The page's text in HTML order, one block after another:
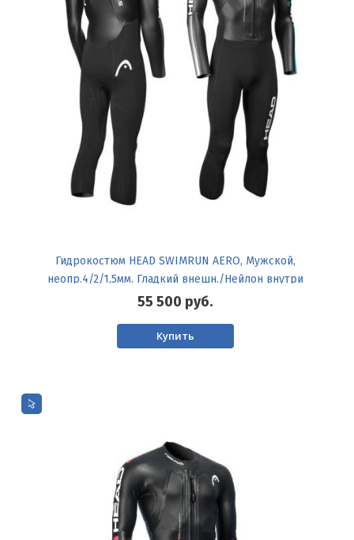
Гидрокостюм HEAD SWIMRUN AERO, Мужской,
неопр.4/2/1,5мм. Гладкий внешн./Нейлон внутри
55 500 руб.
Купить